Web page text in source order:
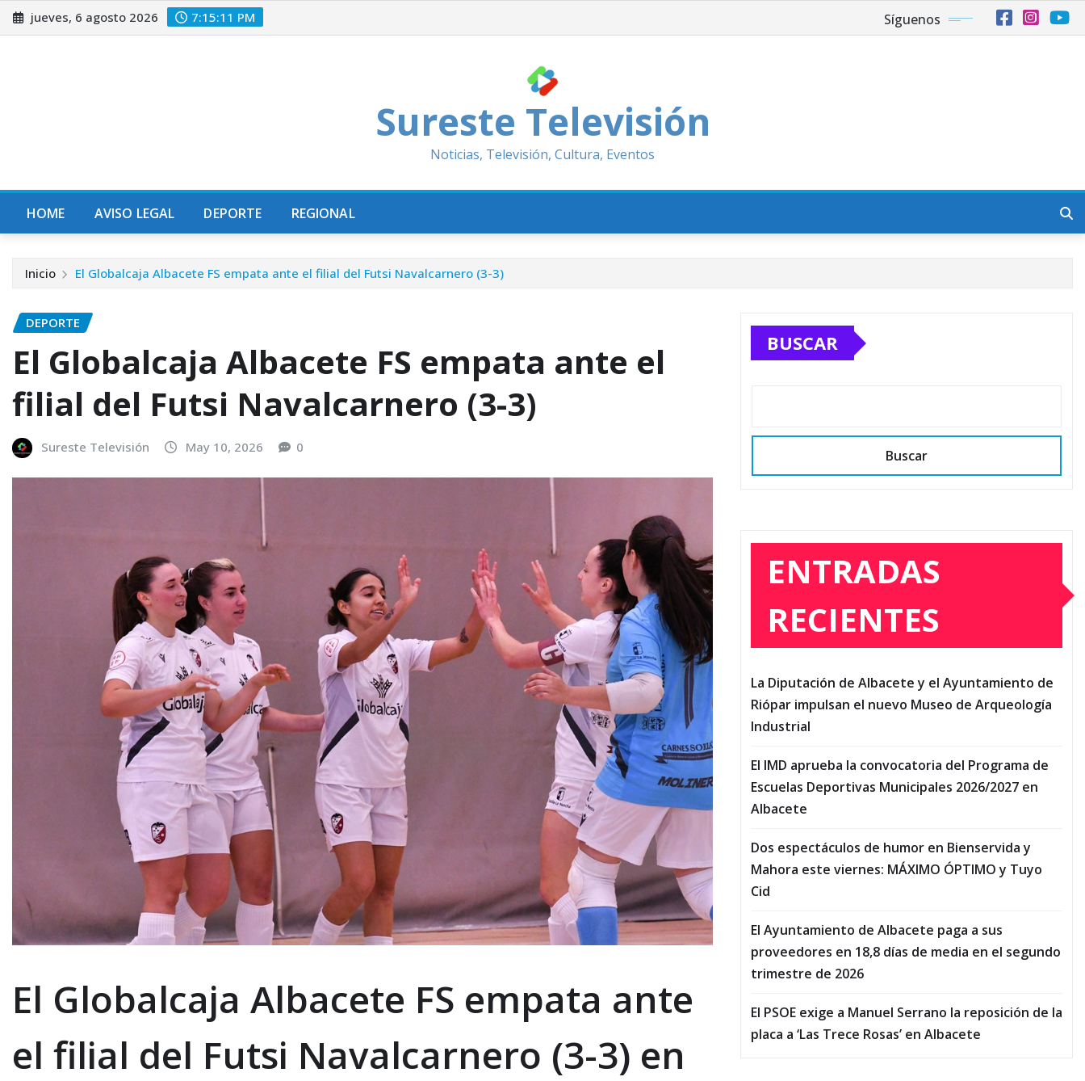
Saltar
al
jueves, 6 agosto 2026 7:15:12 PM Síguenos
Sureste Televisión
Noticias, Televisión, Cultura, Eventos
HOME AVISO LEGAL DEPORTE REGIONAL
Inicio El Globalcaja Albacete FS empata ante el filial del Futsi Navalcarnero (3-3)
DEPORTE
El Globalcaja Albacete FS empata ante el
filial del Futsi Navalcarnero (3-3)
Sureste Televisión May 10, 2026 0
El Globalcaja Albacete FS empata ante
el filial del Futsi Navalcarnero (3-3) en
BUSCAR
Buscar
ENTRADAS
RECIENTES
La Diputación de Albacete y el Ayuntamiento de
Riópar impulsan el nuevo Museo de Arqueología
Industrial
El IMD aprueba la convocatoria del Programa de
Escuelas Deportivas Municipales 2026/2027 en
Albacete
Dos espectáculos de humor en Bienservida y
Mahora este viernes: MÁXIMO ÓPTIMO y Tuyo
Cid
El Ayuntamiento de Albacete paga a sus
proveedores en 18,8 días de media en el segundo
trimestre de 2026
El PSOE exige a Manuel Serrano la reposición de la
placa a ‘Las Trece Rosas’ en Albacete